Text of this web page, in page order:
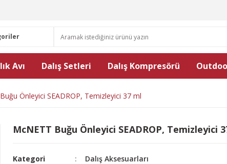
Avı Dalış Setleri Dalış Kompresörü
Önleyici SEADROP, Temizleyici 37 ml
McNETT Buğu Önleyici SEADROP, Temizleyici
Kategori
Dalış Aksesuarları